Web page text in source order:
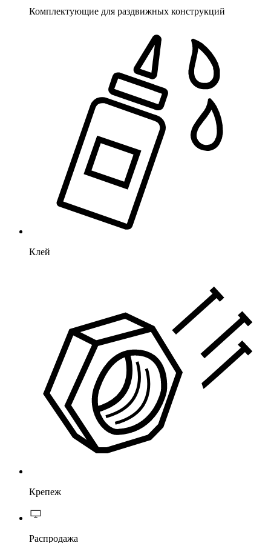
Комплектующие для раздвижных конструкций
Клей
Крепеж
Распродажа